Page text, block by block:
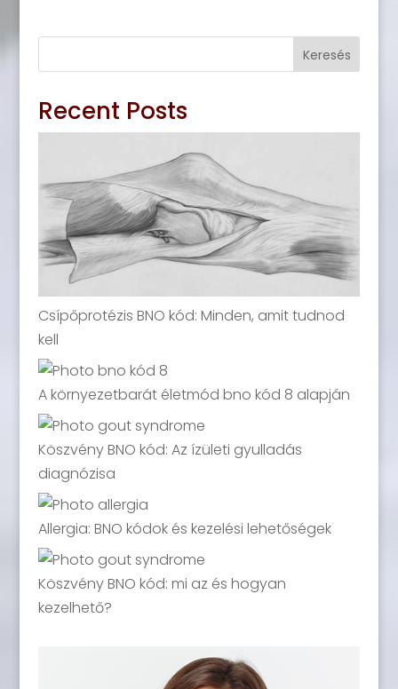
Keresés
Recent Posts
Csípőprotézis BNO kód: Minden, amit tudnod
kell
A környezetbarát életmód bno kód 8 alapján
Köszvény BNO kód: Az ízületi gyulladás
diagnózisa
Allergia: BNO kódok és kezelési lehetőségek
Köszvény BNO kód: mi az és hogyan
kezelhető?